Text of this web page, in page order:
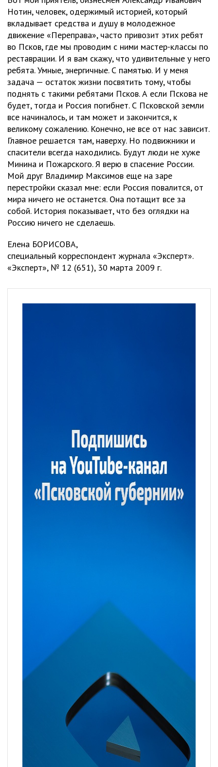
Нотин, человек, одержимый историей, который
вкладывает средства и душу в молодежное
движение «Переправа», часто привозит этих ребят
во Псков, где мы проводим с ними мастер-классы по
реставрации. И я вам скажу, что удивительные у него
ребята. Умные, энергичные. С памятью. И у меня
задача — остаток жизни посвятить тому, чтобы
поднять с такими ребятами Псков. А если Пскова не
будет, тогда и Россия погибнет. С Псковской земли
все начиналось, и там может и закончится, к
великому сожалению. Конечно, не все от нас зависит.
Главное решается там, наверху. Но подвижники и
спасители всегда находились. Будут люди не хуже
Минина и Пожарского. Я верю в спасение России.
Мой друг Владимир Максимов еще на заре
перестройки сказал мне: если Россия повалится, от
мира ничего не останется. Она потащит все за
собой. История показывает, что без оглядки на
Россию ничего не сделаешь.
Елена БОРИСОВА,
специальный корреспондент журнала «Эксперт».
«Эксперт», № 12 (651), 30 марта 2009 г.